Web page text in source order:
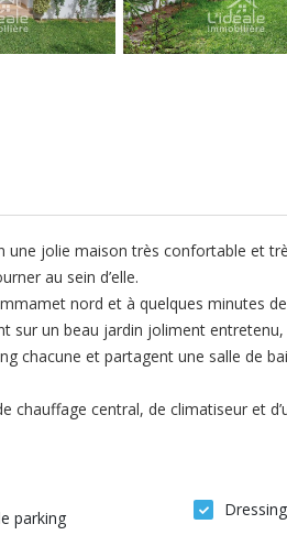
une jolie maison très confortable et
au sein d’elle.
nord et à quelques minutes
sur un beau jardin joliment entretenu,
chacune et partagent une salle de
chauffage central, de climatiseur et
parking
Dressing